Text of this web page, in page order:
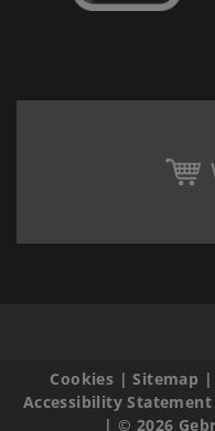
Cookies |Sitemap |
Accessibility Statement
|© 2026